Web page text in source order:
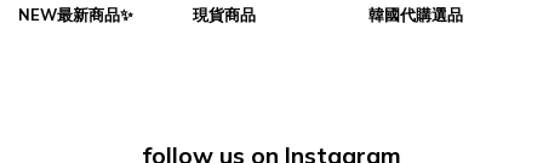
NEW最新商品✨ 現貨商品 韓國代購選品
follow us on Instagram